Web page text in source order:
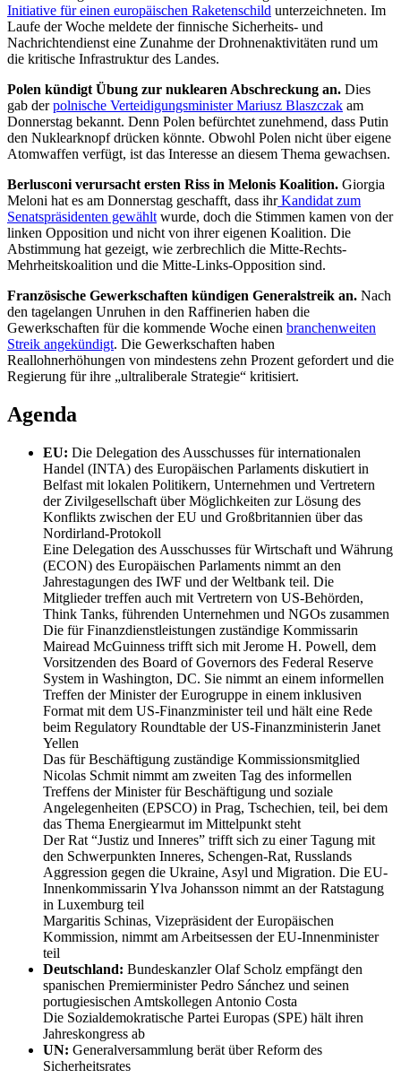
Initiative für einen europäischen Raketenschild unterzeichneten. Im
Laufe der Woche meldete der finnische Sicherheits- und
Nachrichtendienst eine Zunahme der Drohnenaktivitäten rund um
die kritische Infrastruktur des Landes.
Polen kündigt Übung zur nuklearen Abschreckung an. Dies
gab derpolnische Verteidigungsminister Mariusz Blaszczak am
Donnerstag bekannt. Denn Polen befürchtet zunehmend, dass Putin
den Nuklearknopf drücken könnte. Obwohl Polen nicht über eigene
Atomwaffen verfügt, ist das Interesse an diesem Thema gewachsen.
Berlusconi verursacht ersten Riss in Melonis Koalition. Giorgia
Meloni hat es am Donnerstag geschafft, dass ihrKandidat zum
Senatspräsidenten gewählt wurde, doch die Stimmen kamen von der
linken Opposition und nicht von ihrer eigenen Koalition. Die
Abstimmung hat gezeigt, wie zerbrechlich die Mitte-Rechts-
Mehrheitskoalition und die Mitte-Links-Opposition sind.
Französische Gewerkschaften kündigen Generalstreik an. Nach
den tagelangen Unruhen in den Raffinerien haben die
Gewerkschaften für die kommende Woche einen branchenweiten
Streik angekündigt. Die Gewerkschaften haben
Reallohnerhöhungen von mindestens zehn Prozent gefordert und die
Regierung für ihre „ultraliberale Strategie“ kritisiert.
Agenda
EU: Die Delegation des Ausschusses für internationalen
Handel (INTA) des Europäischen Parlaments diskutiert in
Belfast mit lokalen Politikern, Unternehmen und Vertretern
der Zivilgesellschaft über Möglichkeiten zur Lösung des
Konflikts zwischen der EU und Großbritannien über das
Nordirland-Protokoll
Eine Delegation des Ausschusses für Wirtschaft und Währung
(ECON) des Europäischen Parlaments nimmt an den
Jahrestagungen des IWF und der Weltbank teil. Die
Mitglieder treffen auch mit Vertretern von US-Behörden,
Think Tanks, führenden Unternehmen und NGOs zusammen
Die für Finanzdienstleistungen zuständige Kommissarin
Mairead McGuinness trifft sich mit Jerome H. Powell, dem
Vorsitzenden des Board of Governors des Federal Reserve
System in Washington, DC. Sie nimmt an einem informellen
Treffen der Minister der Eurogruppe in einem inklusiven
Format mit dem US-Finanzminister teil und hält eine Rede
beim Regulatory Roundtable der US-Finanzministerin Janet
Yellen
Das für Beschäftigung zuständige Kommissionsmitglied
Nicolas Schmit nimmt am zweiten Tag des informellen
Treffens der Minister für Beschäftigung und soziale
Angelegenheiten (EPSCO) in Prag, Tschechien, teil, bei dem
das Thema Energiearmut im Mittelpunkt steht
Der Rat “Justiz und Inneres” trifft sich zu einer Tagung mit
den Schwerpunkten Inneres, Schengen-Rat, Russlands
Aggression gegen die Ukraine, Asyl und Migration. Die EU-
Innenkommissarin Ylva Johansson nimmt an der Ratstagung
in Luxemburg teil
Margaritis Schinas, Vizepräsident der Europäischen
Kommission, nimmt am Arbeitsessen der EU-Innenminister
teil
Deutschland: Bundeskanzler Olaf Scholz empfängt den
spanischen Premierminister Pedro Sánchez und seinen
portugiesischen Amtskollegen Antonio Costa
Die Sozialdemokratische Partei Europas (SPE) hält ihren
Jahreskongress ab
UN: Generalversammlung berät über Reform des
Sicherheitsrates